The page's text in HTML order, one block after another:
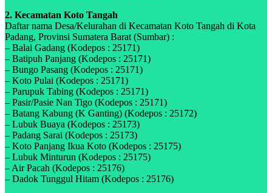
2. Kecamatan Koto Tangah
Daftar nama Desa/Kelurahan di Kecamatan Koto Tangah di Kota
Padang, Provinsi Sumatera Barat (Sumbar) :
– Balai Gadang (Kodepos : 25171)
– Batipuh Panjang (Kodepos : 25171)
– Bungo Pasang (Kodepos : 25171)
– Koto Pulai (Kodepos : 25171)
– Parupuk Tabing (Kodepos : 25171)
– Pasir/Pasie Nan Tigo (Kodepos : 25171)
– Batang Kabung (K Ganting) (Kodepos : 25172)
– Lubuk Buaya (Kodepos : 25173)
– Padang Sarai (Kodepos : 25173)
– Koto Panjang Ikua Koto (Kodepos : 25175)
– Lubuk Minturun (Kodepos : 25175)
– Air Pacah (Kodepos : 25176)
– Dadok Tunggul Hitam (Kodepos : 25176)